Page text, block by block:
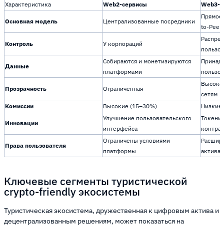
Характеристика Web2-сервисы Web3-
Основная модель Централизованные посредники
Прямое
to-Peer)
Контроль У корпораций
Данные
Собираются и монетизируются
платформами
Прозрачность Ограниченная
сетям
Комиссии
Высокие (15–30%) Низкие
Инновации
Улучшение пользовательского
интерфейса
Права пользователя
Ограничены условиями
платформы
Ключевые сегменты туристической
crypto-friendly экосистемы
Туристическая экосистема, дружественная к цифровым актива и
децентрализованным решениям, может показаться на